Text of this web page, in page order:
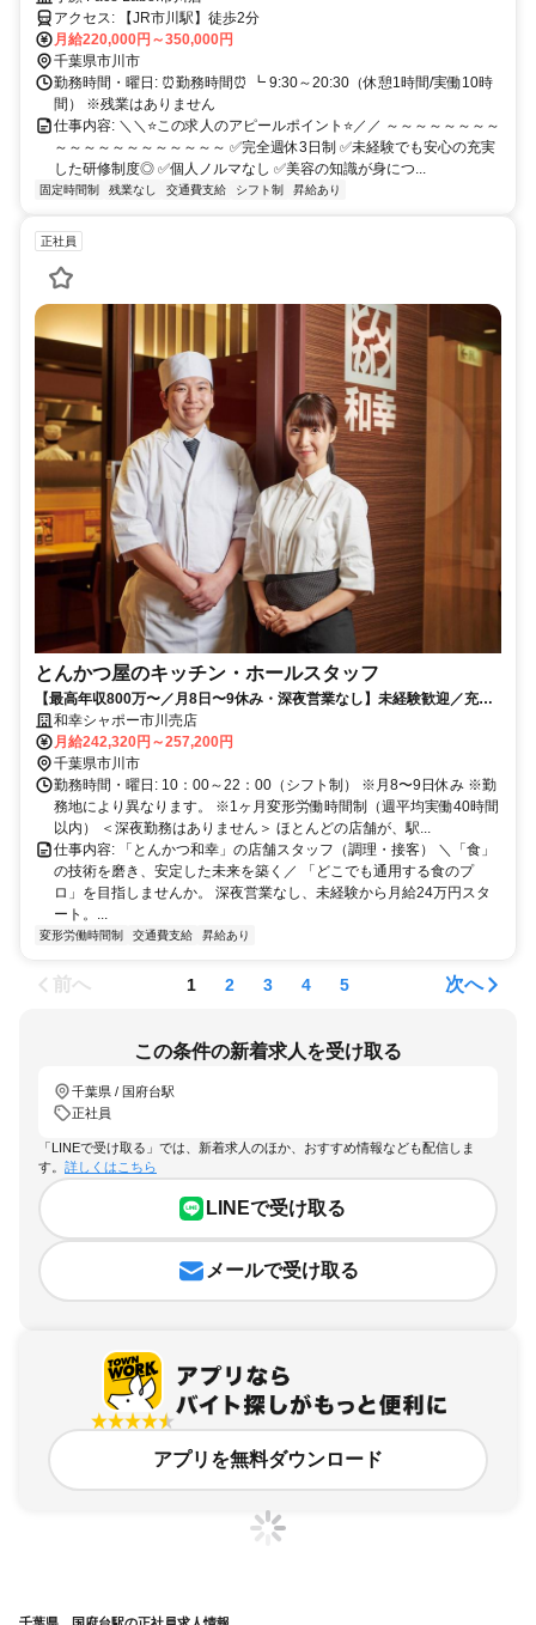
成長意欲のある方を募集しています⭐
アクセス: 【JR市川駅】徒歩2分
月給220,000円～350,000円
千葉県市川市
勤務時間・曜日: ⏰勤務時間⏰ ┗ 9:30～20:30（休憩1時間/実働10時
間） ※残業はありません
仕事内容: ＼＼⭐この求人のアピールポイント⭐／／ ～～～～～～～～
～～～～～～～～～～～～ ✅完全週休3日制 ✅未経験でも安心の充実
した研修制度◎ ✅個人ノルマなし ✅美容の知識が身につ...
固定時間制 残業なし 交通費支給 シフト制 昇給あり
正社員
とんかつ屋のキッチン・ホールスタッフ
【最高年収800万〜／月8日〜9休み・深夜営業なし】未経験歓迎／充実
研修／定着率9割超／60年以上の黒字！安定系企業！
和幸シャポー市川売店
月給242,320円～257,200円
千葉県市川市
勤務時間・曜日: 10：00～22：00（シフト制） ※月8〜9日休み ※勤
務地により異なります。 ※1ヶ月変形労働時間制（週平均実働40時間
以内） ＜深夜勤務はありません＞ ほとんどの店舗が、駅...
仕事内容: 「とんかつ和幸」の店舗スタッフ（調理・接客） ＼「食」
の技術を磨き、安定した未来を築く／ 「どこでも通用する食のプ
ロ」を目指しませんか。 深夜営業なし、未経験から月給24万円スタ
ート。...
変形労働時間制 交通費支給 昇給あり
前へ 1 2 3 4 5 次へ
この条件の新着求人を受け取る
千葉県 / 国府台駅
正社員
「LINEで受け取る」では、新着求人のほか、おすすめ情報なども配信しま
す。 詳しくはこちら
LINEで受け取る
メールで受け取る
アプリを無料ダウンロード
千葉県、国府台駅の正社員求人情報